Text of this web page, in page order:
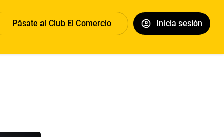
Pásate al Club El Comercio Inicia sesión